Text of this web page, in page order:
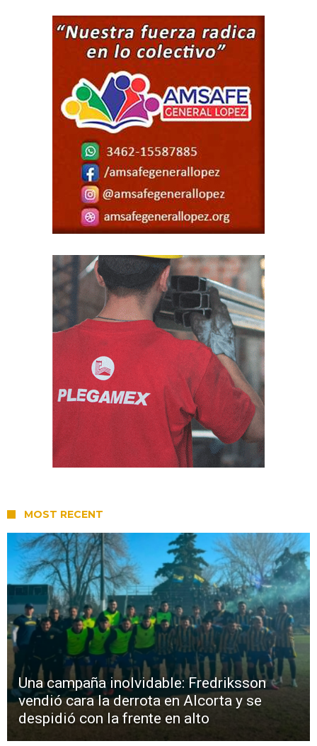
MOST RECENT
Una campaña inolvidable: Fredriksson
vendió cara la derrota en Alcorta y se
despidió con la frente en alto